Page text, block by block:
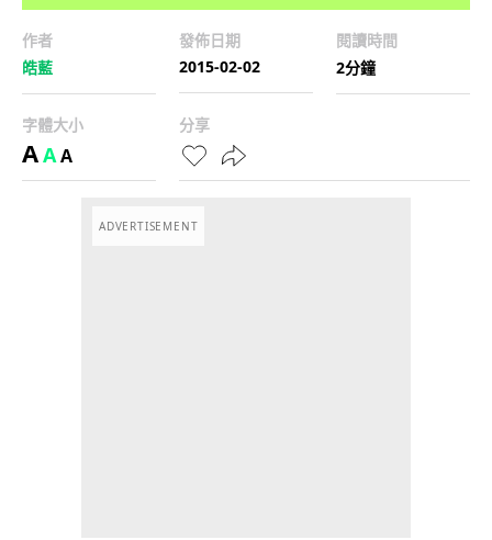
作者
皓藍
發佈日期
2015-02-02
閱讀時間
2分鐘
字體大小
AAA
分享
ADVERTISEMENT